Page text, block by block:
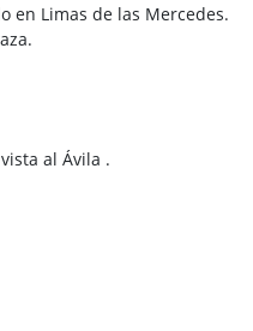
en Limas de las Mercedes.
al Ávila .